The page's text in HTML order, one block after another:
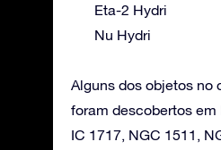
Eta-2 Hydri
Nu Hydri
Alguns dos objetos no
foram descobertos
IC 1717, NGC 1511,